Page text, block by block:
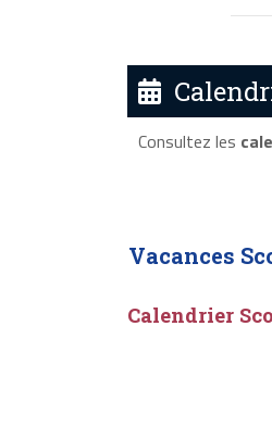
Consultez les
Vacances
Calendrier